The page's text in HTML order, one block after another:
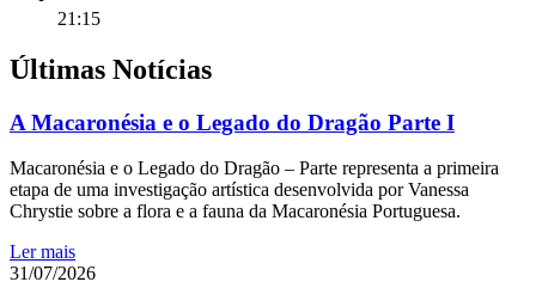
21:15
Últimas Notícias
A Macaronésia e o Legado do Dragão Parte I
Macaronésia e o Legado do Dragão – Parte representa a primeira
etapa de uma investigação artística desenvolvida por Vanessa
Chrystie sobre a flora e a fauna da Macaronésia Portuguesa.
Ler mais
31/07/2026